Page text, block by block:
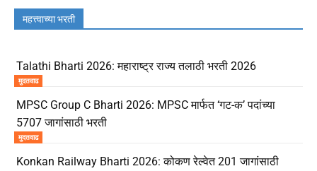
महत्त्वाच्या भरती
Talathi Bharti 2026: महाराष्ट्र राज्य तलाठी भरती 2026
मुदतवाढ
MPSC Group C Bharti 2026: MPSC मार्फत ‘गट-क’ पदांच्या
5707 जागांसाठी भरती
मुदतवाढ
Konkan Railway Bharti 2026: कोकण रेल्वेत 201 जागांसाठी